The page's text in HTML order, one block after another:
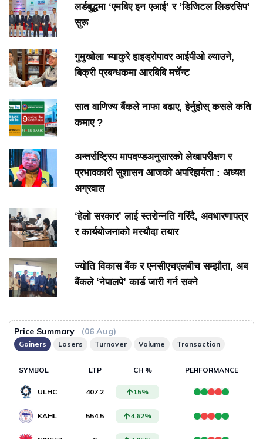
लर्डबुद्धमा ‘एमबिए इन एआई’ र ‘डिजिटल लिडरसिप’
सुरू
गुमुखोला भ्याकुरे हाइड्रोपावर आईपीओ ल्याउने,
बिक्री प्रबन्धकमा आरबिबि मर्चेन्ट
सात वाणिज्य बैंकले नाफा बढाए, हेर्नुहोस् कसले कति
कमाए ?
अन्तर्राष्ट्रिय मापदण्डअनुसारको लेखापरीक्षण र
प्रभावकारी सुशासन आजको अपरिहार्यता : अध्यक्ष
अग्रवाल
‘हेलो सरकार’ लाई स्तरोन्नति गरिंदै, अवधारणापत्र
र कार्ययोजनाको मस्यौदा तयार
ज्योति विकास बैंक र एनसीएचएलबीच सम्झौता, अब
बैंकले ‘नेपालपे’ कार्ड जारी गर्न सक्ने